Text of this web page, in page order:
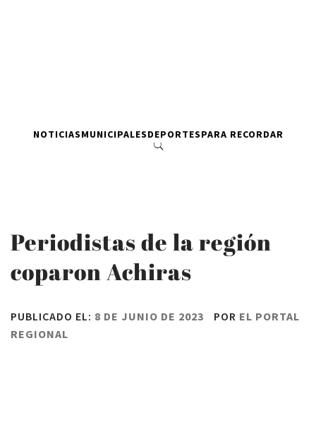
NOTICIASMUNICIPALESDEPORTESPARA RECORDAR
Periodistas de la región
coparon Achiras
PUBLICADO EL: 8 DE JUNIO DE 2023 POR EL PORTAL
REGIONAL